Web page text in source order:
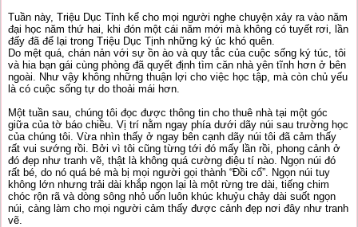
Tuần này, Triệu Dục Tỉnh kể cho mọi người nghe chuyện xảy ra vào năm
đại học năm thứ hai, khi đón một cái năm mới mà không có tuyết rơi, lần
đấy đã để lại trong Triệu Dục Tịnh những ký úc khó quên.
Do mệt quá, chán nản với sự ồn ào và quy tắc của cuộc sống ký túc, tôi
và hia bạn gái cùng phòng đã quyết định tìm căn nhà yên tĩnh hơn ở bên
ngoài. Như vậy không những thuận lợi cho việc học tập, mà còn chủ yếu
là có cuộc sống tự do thoải mái hơn.
Một tuần sau, chúng tôi đọc được thông tin cho thuê nhà tại một góc
giữa của tờ báo chiều. Vị trí nằm ngay phía dưới dãy núi sau trường học
của chúng tôi. Vừa nhìn thấy ở ngay bên cạnh dãy núi tôi đã cảm thấy
rất vui sướng rồi. Bởi vì tôi cũng từng tới đó mấy lần rồi, phong cảnh ở
đó đẹp như tranh vẽ, thật là không quá cường điệu tí nào. Ngọn núi đó
rất bé, do nó quá bé mà bị mọi người gọi thành “Đồi cổ”. Ngọn núi tuy
không lớn nhưng trải dài khắp ngọn lại là một rừng tre dài, tiếng chim
chóc rộn rã và dòng sông nhỏ uốn luôn khúc khuỷu chảy dài suốt ngọn
núi, càng làm cho mọi người cảm thấy được cảnh đẹp nơi đây như tranh
vẽ.